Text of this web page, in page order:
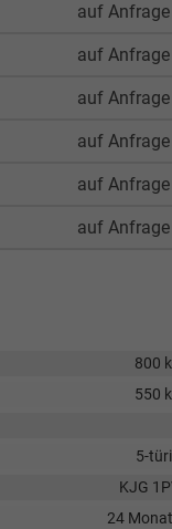
auf Anfrage
auf Anfrage
auf Anfrage
auf Anfrage
auf Anfrage
auf Anfrage
800
550
5-
KJG
24